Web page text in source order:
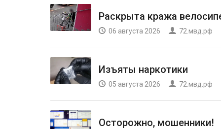
Раскрыта кража
06 августа 2026 72.мвд.рф
Изъяты наркотики
05 августа 2026 72.мвд.рф
Осторожно, мошенники!